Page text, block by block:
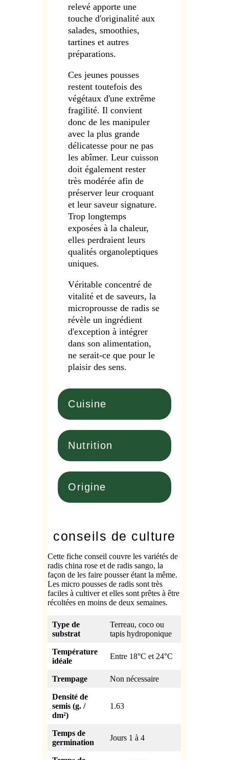
relevé apporte une
touche d'originalité aux
salades, smoothies,
tartines et autres
préparations.
Ces jeunes pousses
restent toutefois des
végétaux d'une extrême
fragilité. Il convient
donc de les manipuler
avec la plus grande
délicatesse pour ne pas
les abîmer. Leur cuisson
doit également rester
très modérée afin de
préserver leur croquant
et leur saveur signature.
Trop longtemps
exposées à la chaleur,
elles perdraient leurs
qualités organoleptiques
uniques.
Véritable concentré de
vitalité et de saveurs, la
microprousse de radis se
révèle un ingrédient
d'exception à intégrer
dans son alimentation,
ne serait-ce que pour le
plaisir des sens.
Cuisine
Nutrition
Origine
conseils de culture
Cette fiche conseil couvre les variétés de
radis china rose et de radis sango, la
façon de les faire pousser étant la même.
Les micro pousses de radis sont très
faciles à cultiver et elles sont prêtes à être
récoltées en moins de deux semaines.
Type de
substrat
Terreau, coco ou
tapis hydroponique
Température
idéale
Entre 18°C et 24°C
Trempage Non nécessaire
Densité de
semis (g. /
dm²)
1.63
Temps de
germination
Jours 1 à 4